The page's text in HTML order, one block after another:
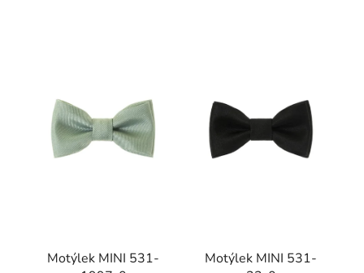
Motýlek MINI 531-
Motýlek MINI 531-